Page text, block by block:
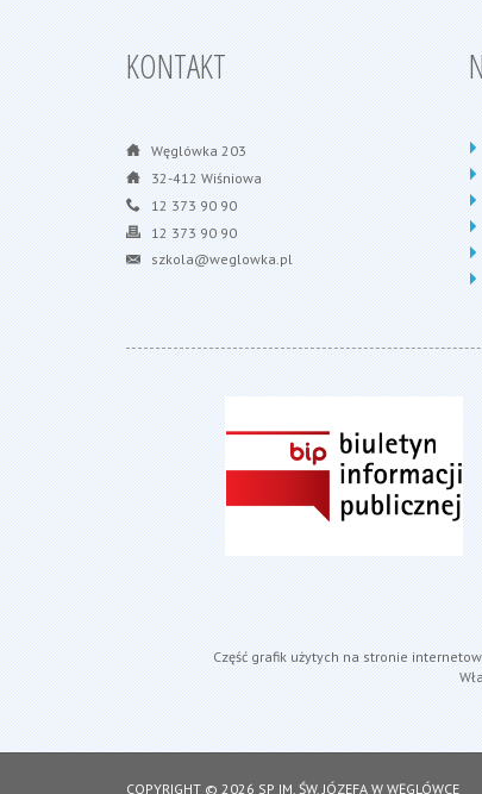
KONTAKT
Węglówka 203
32-412 Wiśniowa
12 373 90 90
12 373 90 90
szkola@weglowka.pl
Część grafik użytych na stronie
COPYRIGHT © 2026 SP IM. ŚW. JÓZEFA W WĘGLÓWCE